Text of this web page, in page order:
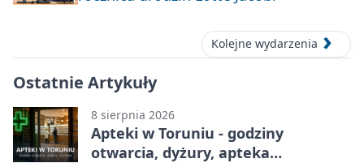
Kolejne wydarzenia
Ostatnie Artykuły
8 sierpnia 2026
Apteki w Toruniu - godziny
otwarcia, dyżury, apteka